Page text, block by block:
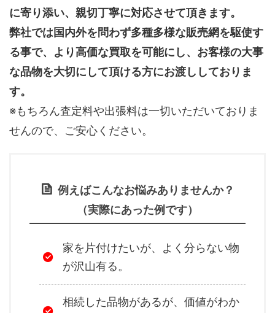
に寄り添い、親切丁寧に対応させて頂きます。
弊社では国内外を問わず多種多様な販売網を駆使す
る事で、より高価な買取を可能にし、お客様の大事
な品物を大切にして頂ける方にお渡ししておりま
す。
※もちろん査定料や出張料は一切いただいておりま
せんので、ご安心ください。
例えばこんなお悩みありませんか？
（実際にあった例です）
家を片付けたいが、よく分らない物
が沢山有る。
相続した品物があるが、価値がわか